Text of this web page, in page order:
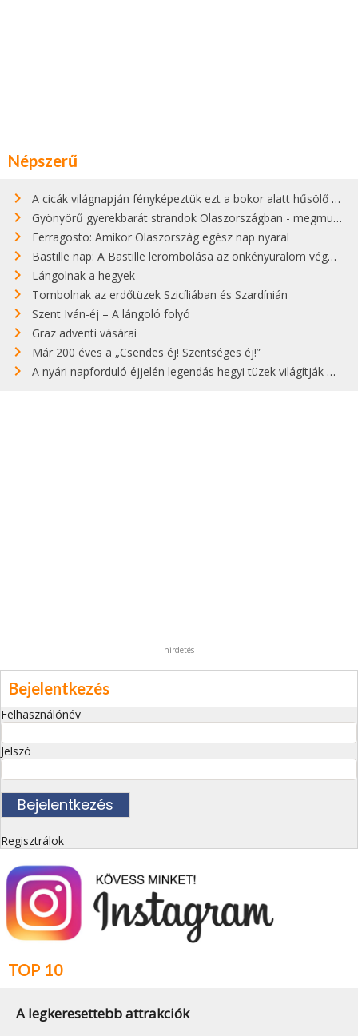
Népszerű
A cicák világnapján fényképeztük ezt a bokor alatt hűsölő cicát Kisorosziban
Gyönyörű gyerekbarát strandok Olaszországban - megmutatjuk a 15 legjobbat
Ferragosto: Amikor Olaszország egész nap nyaral
Bastille nap: A Bastille lerombolása az önkényuralom végét jelentette
Lángolnak a hegyek
Tombolnak az erdőtüzek Szicíliában és Szardínián
Szent Iván-éj – A lángoló folyó
Graz adventi vásárai
Már 200 éves a „Csendes éj! Szentséges éj!”
A nyári napforduló éjjelén legendás hegyi tüzek világítják meg Zugspitzét
hirdetés
Bejelentkezés
Felhasználónév
Jelszó
Regisztrálok
TOP 10
A legkeresettebb attrakciók